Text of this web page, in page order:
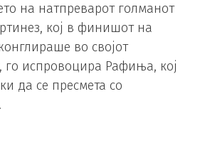
на натпреварот голманот
кој в финишот на
во својот
го испровоцира Рафиња, кој
да се пресмета со